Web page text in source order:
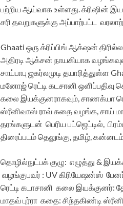
பற்றிய ஆய்வாக உள்ளது. க்ரிஷின்
சரி தவறுகளுக்கு அப்பாற்பட்ட
Ghaati ஒரு க்ரிப்பிங் ஆக்‌ஷன்
அதிரடி ஆக்சன் நாயகியாக
சாய்பாபு ஜகர்லமுடி தயாரித்துள்ள
மனோஜ் ரெட்டி கடசானி ஒளிப்பதிவு
கலை இயக்குனராகவும், சாணக்யா
ஸ்ரீனிவாஸ் ராவ் கதை வழங்க, சாய்
தரங்களுடன் பெரிய பட்ஜெட்டில்,
திரைப்படம் தெலுங்கு, தமிழ்,
தொழில்நுட்பக் குழு: எழுத்து &
வழங்குபவர் : UV கிரியேஷன்ஸ்
ரெட்டி கடாசானி கலை இயக்குனர்:
மாதவ் புர்ரா கதை: சிந்தகிண்டி